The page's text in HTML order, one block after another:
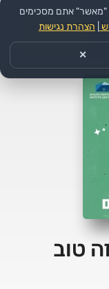
>>
טוב
"מאשר" אתם מסכימים
הצהרת נגישות
✕